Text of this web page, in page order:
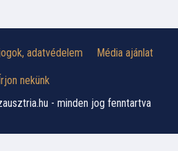
adatvédelem Média ajánlat
nekünk
- minden jog fenntartva